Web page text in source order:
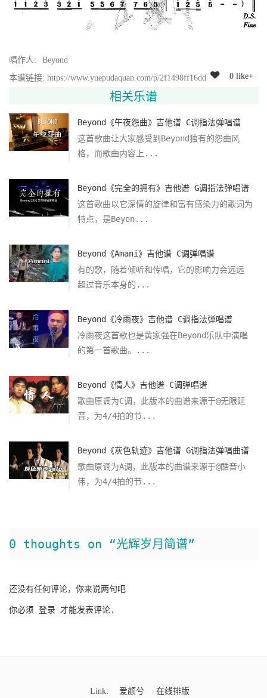
唱作人:
Beyond
本谱链接: https://www.yuepudaquan.com/p/2f1498ff16dd
0 like+
相关乐谱
Beyond《午夜怨曲》吉他谱 C调指法弹唱谱
这首歌曲让大家感受到Beyond独有的怨曲风
格，而歌曲内容上...
Beyond《完全的拥有》吉他谱 G调指法弹唱谱
这首歌曲以它深情的旋律和富有感染力的歌词为
特点，是Beyon...
Beyond《Amani》吉他谱 C调弹唱谱
有的歌，随着倾听和传唱，它的影响力会远远
超过音乐本身的...
Beyond《冷雨夜》吉他谱 C调指法弹唱谱
冷雨夜这首歌也是黄家强在Beyond乐队中演唱
的第一首歌曲。...
Beyond《情人》吉他谱 C调弹唱谱
歌曲原调为C调，此版本的曲谱来源于@无限延
音，为4/4拍的节...
Beyond《灰色轨迹》吉他谱 G调指法弹唱曲谱
歌曲原调为A调，此版本的曲谱来源于@酷音小
伟，为4/4拍的节...
0 thoughts on “光辉岁月简谱”
还没有任何评论，你来说两句吧
你必须 登录 才能发表评论.
Link: 爱颜兮 在线排版